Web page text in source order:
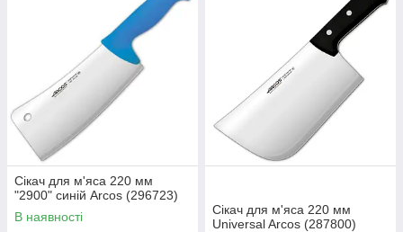
Сікач для м'яса 220 мм
"2900" синій Arcos (296723)
В наявності
Сікач для м'яса 220 мм
Universal Arcos (287800)